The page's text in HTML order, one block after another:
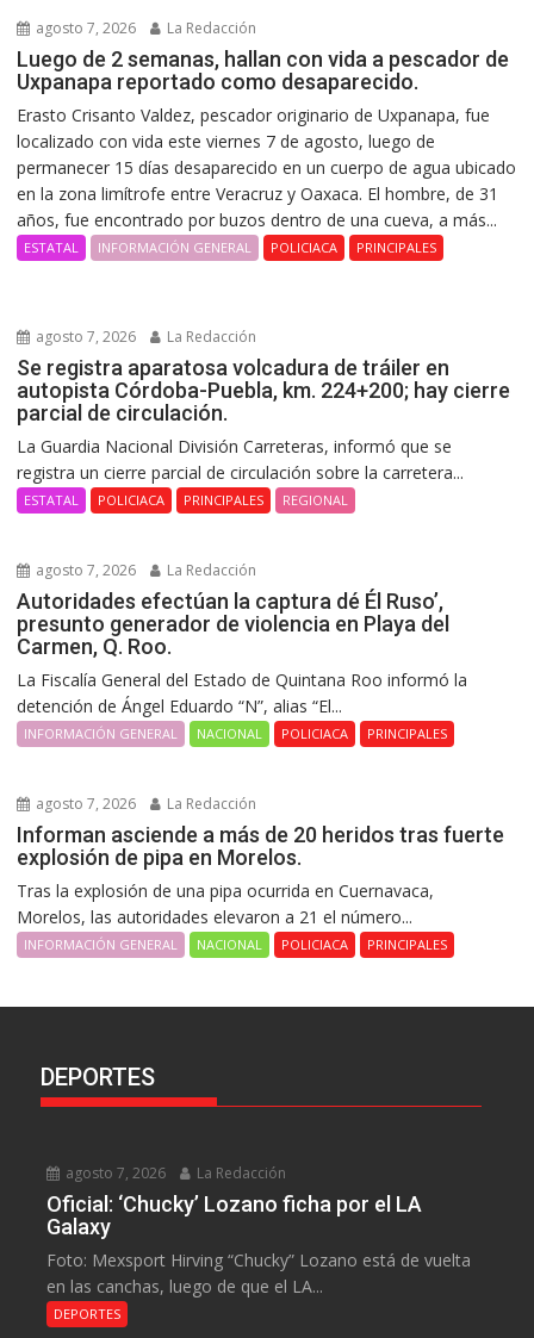
agosto 7, 2026 La Redacción
Luego de 2 semanas, hallan con vida a pescador de
Uxpanapa reportado como desaparecido.
Erasto Crisanto Valdez, pescador originario de Uxpanapa, fue
localizado con vida este viernes 7 de agosto, luego de
permanecer 15 días desaparecido en un cuerpo de agua ubicado
en la zona limítrofe entre Veracruz y Oaxaca. El hombre, de 31
años, fue encontrado por buzos dentro de una cueva, a más...
ESTATAL INFORMACIÓN GENERAL POLICIACA PRINCIPALES
agosto 7, 2026 La Redacción
Se registra aparatosa volcadura de tráiler en
autopista Córdoba-Puebla, km. 224+200; hay cierre
parcial de circulación.
La Guardia Nacional División Carreteras, informó que se
registra un cierre parcial de circulación sobre la carretera...
ESTATAL POLICIACA PRINCIPALES REGIONAL
agosto 7, 2026 La Redacción
Autoridades efectúan la captura dé Él Ruso’,
presunto generador de violencia en Playa del
Carmen, Q. Roo.
La Fiscalía General del Estado de Quintana Roo informó la
detención de Ángel Eduardo “N”, alias “El...
INFORMACIÓN GENERAL NACIONAL POLICIACA PRINCIPALES
agosto 7, 2026 La Redacción
Informan asciende a más de 20 heridos tras fuerte
explosión de pipa en Morelos.
Tras la explosión de una pipa ocurrida en Cuernavaca,
Morelos, las autoridades elevaron a 21 el número...
INFORMACIÓN GENERAL NACIONAL POLICIACA PRINCIPALES
DEPORTES
agosto 7, 2026 La Redacción
Oficial: ‘Chucky’ Lozano ficha por el LA
Galaxy
Foto: Mexsport Hirving “Chucky” Lozano está de vuelta
en las canchas, luego de que el LA...
DEPORTES